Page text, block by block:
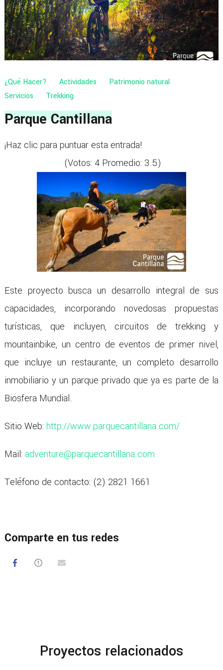
¿Qué Hacer? Actividades
Patrimonio natural
Servicios
Trekking
Parque Cantillana
¡Haz clic para puntuar esta entrada!
(Votos: 4Promedio: 3.5)
Este proyecto busca un desarrollo integral de sus
capacidades, incorporando novedosas propuestas
turísticas, que incluyen, circuitos de trekking y
mountainbike, un centro de eventos de primer nivel,
que incluye un restaurante, un completo desarrollo
inmobiliario y un parque privado que ya es parte de la
Biosfera Mundial.
Sitio Web: http://www.parquecantillana.com/
Mail: adventure@parquecantillana.com
Teléfono de contacto: (2) 2821 1661
Comparte en tus redes
Proyectos relacionados